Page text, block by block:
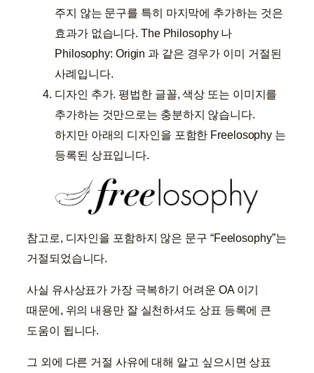
주지 않는 문구를 특히 마지막에 추가하는 것은
효과가 없습니다. The Philosophy 나
Philosophy: Origin 과 같은 경우가 이미 거절된
사례입니다.
디자인 추가. 평법한 글꼴, 색상 또는 이미지를
추가하는 것만으로는 충분하지 않습니다.
하지만 아래의 디자인을 포함한 Freelosophy 는
등록된 상표입니다.
참고로, 디자인을 포함하지 않은 문구 “Feelosophy”는
거절되었습니다.
사실 유사상표가 가장 극복하기 어려운 OA 이기
때문에, 위의 내용만 잘 실천하셔도 상표 등록에 큰
도움이 됩니다.
그 외에 다른 거절 사유에 대해 알고 싶으시면 상표